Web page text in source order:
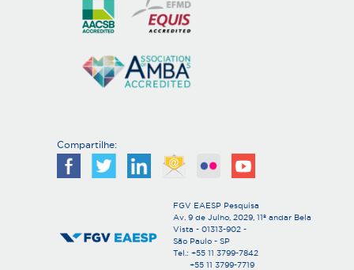
Compartilhe:
FGV EAESP Pesquisa
Av. 9 de Julho, 2029, 11º andar Bela
Vista - 01313-902 -
São Paulo - SP
Tel.: +55 11 3799-7842
+55 11 3799-7719